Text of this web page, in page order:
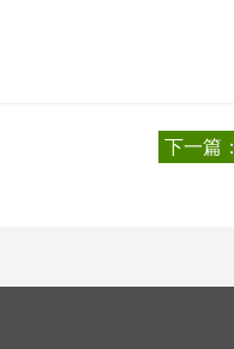
下一篇：